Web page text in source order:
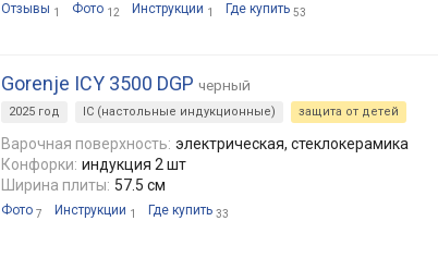
Отзывы 1 Фото 12 Инструкции 1 Где купить 53
Gorenje ICY 3500 DGP черный
2025 год IC (настольные индукционные) защита от детей
Варочная поверхность: электрическая, стеклокерамика
Конфорки: индукция 2 шт
Ширина плиты: 57.5 см
Фото 7 Инструкции 1 Где купить 33